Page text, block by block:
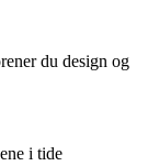
du design og
i tide